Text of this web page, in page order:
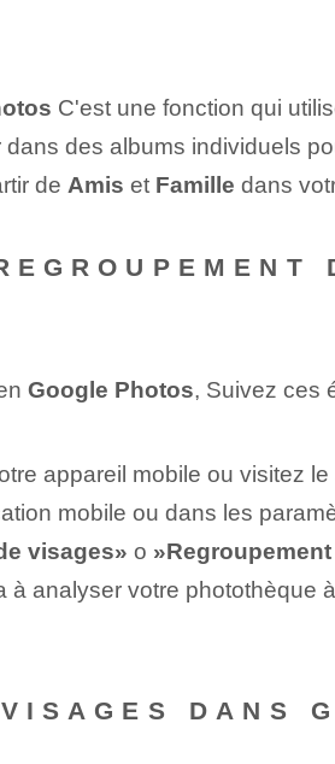
C'est une fonction qui
des albums individuels
de Amis et Famille dans
Google Photos, Suivez ces
appareil mobile ou visitez
mobile‌ ou dans les
visages» o
analyser votre
DANS